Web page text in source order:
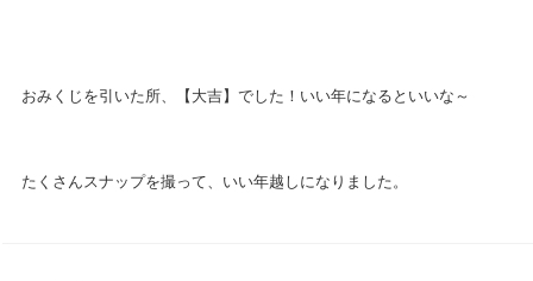
おみくじを引いた所、【大吉】でした！いい年になるといいな～
たくさんスナップを撮って、いい年越しになりました。